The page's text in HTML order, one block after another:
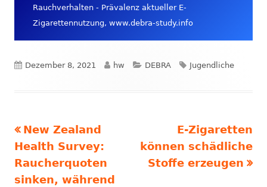
Rauchverhalten - Prävalenz aktueller E-
Zigarettennutzung, www.debra-study.info
Veröffentlicht
Dezember 8, 2021 Autor
hw Kategorien
DEBRA Schlagwörter
Jugendliche
Beitrags-
Navigation
Vorheriger
Beitrag:
New Zealand
Health Survey:
Raucherquoten
sinken, während
Nächster
Beitrag
E-Zigaretten
können schädliche
Stoffe erzeugen